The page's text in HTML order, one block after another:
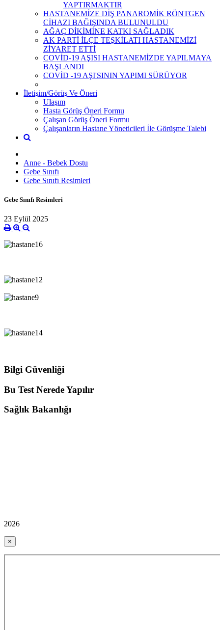
YAPTIRMAKTIR
HASTANEMİZE DİŞ PANAROMİK RÖNTGEN
CİHAZI BAĞIŞINDA BULUNULDU
AĞAÇ DİKİMİNE KATKI SAĞLADIK
AK PARTİ İLÇE TEŞKİLATI HASTANEMİZİ
ZİYARET ETTİ
COVİD-19 AŞISI HASTANEMİZDE YAPILMAYA
BAŞLANDI
COVİD -19 AŞI'SININ YAPIMI SÜRÜYOR
İletişim/Görüş Ve Öneri
Ulaşım
Hasta Görüş Öneri Formu
Çalışan Görüş Öneri Formu
Çalışanların Hastane Yöneticileri İle Görüşme Talebi
Anne - Bebek Dostu
Gebe Sınıfı
Gebe Sınıfı Resimleri
Gebe Sınıfı Resimleri
23 Eylül 2025
Bilgi Güvenliği
Bu Test Nerede Yapılır
Sağlık Bakanlığı
2026
×